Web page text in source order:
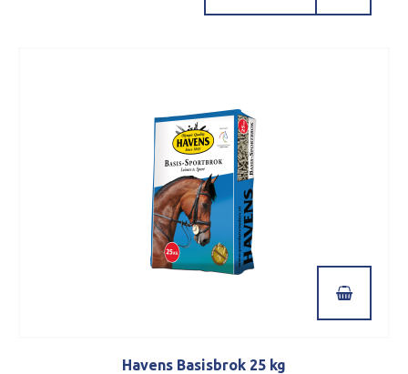
Havens Basisbrok 25 kg